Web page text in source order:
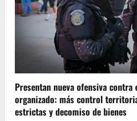
Presentan nueva ofensiva contra
organizado: más control
estrictas y decomiso de bienes